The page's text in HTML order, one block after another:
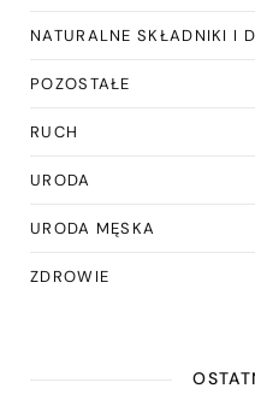
NATURALNE SKŁADNIKI I
POZOSTAŁE
RUCH
URODA
URODA MĘSKA
ZDROWIE